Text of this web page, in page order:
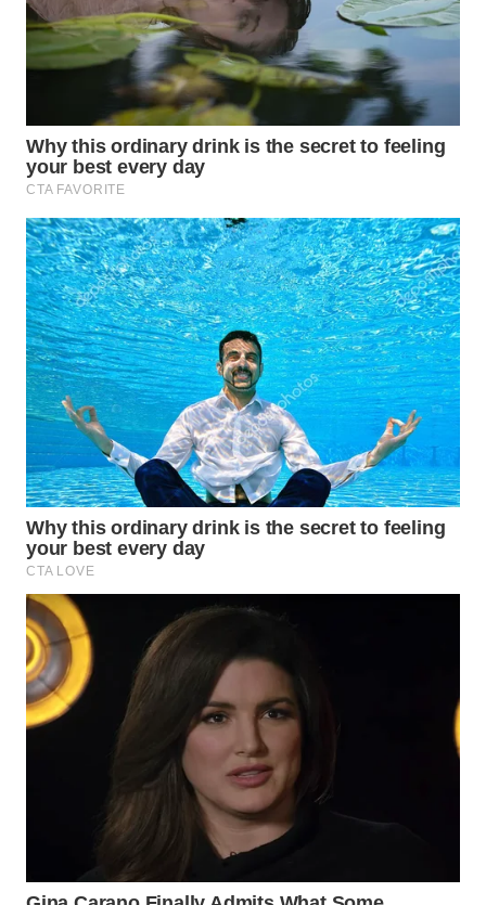
WN
CIANJUR
WN
KEPULAUAN
SERIBU
WN
TANGERANG
WN
BINJAI
WN
CIREBON
WN
INDRAMAYU
WN
KUNINGAN
WN
MAJALENGKA
WN
SUBANG
PURWAKARTA